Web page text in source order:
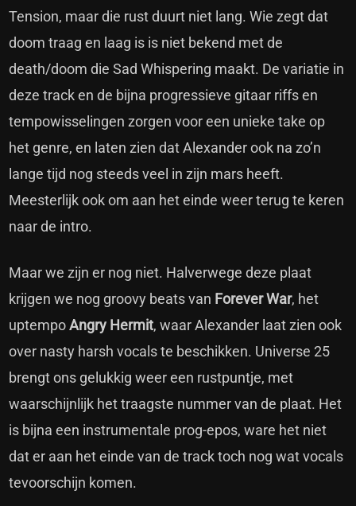
Tension, maar die rust duurt niet lang. Wie zegt dat
doom traag en laag is is niet bekend met de
death/doom die Sad Whispering maakt. De variatie in
deze track en de bijna progressieve gitaar riffs en
tempowisselingen zorgen voor een unieke take op
het genre, en laten zien dat Alexander ook na zo’n
lange tijd nog steeds veel in zijn mars heeft.
Meesterlijk ook om aan het einde weer terug te keren
naar de intro.
Maar we zijn er nog niet. Halverwege deze plaat
krijgen we nog groovy beats van Forever War, het
uptempoAngry Hermit, waar Alexander laat zien ook
over nasty harsh vocals te beschikken. Universe 25
brengt ons gelukkig weer een rustpuntje, met
waarschijnlijk het traagste nummer van de plaat. Het
is bijna een instrumentale prog-epos, ware het niet
dat er aan het einde van de track toch nog wat vocals
tevoorschijn komen.